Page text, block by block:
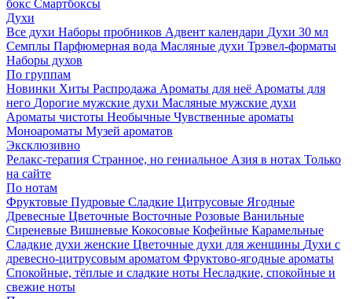
бокс Смартбоксы
Духи
Все духи Наборы пробников Адвент календари Духи 30 мл
Семплы Парфюмерная вода Масляные духи Трэвел-форматы
Наборы духов
По группам
Новинки Хиты Распродажа Ароматы для неё Ароматы для
него Дорогие мужские духи Масляные мужские духи
Ароматы чистоты Необычные Чувственные ароматы
Моноароматы Музей ароматов
Эксклюзивно
Релакс-терапия Странное, но гениальное Азия в нотах Только
на сайте
По нотам
Фруктовые Пудровые Сладкие Цитрусовые Ягодные
Древесные Цветочные Восточные Розовые Ванильные
Сиреневые Вишневые Кокосовые Кофейные Карамельные
Сладкие духи женские Цветочные духи для женщины Духи с
древесно-цитрусовым ароматом Фруктово-ягодные ароматы
Спокойные, тёплые и сладкие ноты Несладкие, спокойные и
свежие ноты